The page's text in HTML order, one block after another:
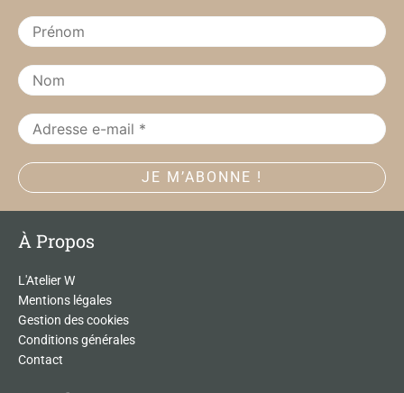
o
k
r
a
m
À Propos
L'Atelier W
Mentions légales
Gestion des cookies
Conditions générales
Contact